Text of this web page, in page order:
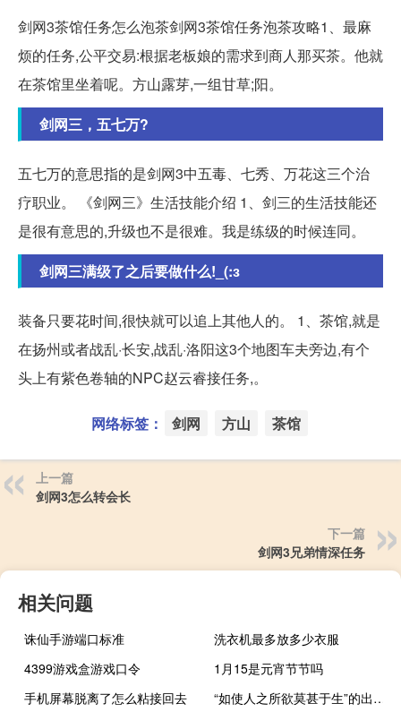
剑网3茶馆任务怎么泡茶剑网3茶馆任务泡茶攻略1、最麻
烦的任务,公平交易:根据老板娘的需求到商人那买茶。他就
在茶馆里坐着呢。方山露芽,一组甘草;阳。
剑网三，五七万?
五七万的意思指的是剑网3中五毒、七秀、万花这三个治
疗职业。 《剑网三》生活技能介绍 1、剑三的生活技能还
是很有意思的,升级也不是很难。我是练级的时候连同。
剑网三满级了之后要做什么!_(:зゝ
装备只要花时间,很快就可以追上其他人的。 1、茶馆,就是
在扬州或者战乱·长安,战乱·洛阳这3个地图车夫旁边,有个
头上有紫色卷轴的NPC赵云睿接任务,。
网络标签： 剑网 方山 茶馆
上一篇
剑网3怎么转会长
下一篇
剑网3兄弟情深任务
相关问题
诛仙手游端口标准
洗衣机最多放多少衣服
4399游戏盒游戏口令
1月15是元宵节节吗
手机屏幕脱离了怎么粘接回去
“如使人之所欲莫甚于生”的出处是哪里